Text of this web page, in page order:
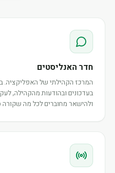
חדר האנליסטים
המרכז הקהילתי של האפליקציה.
בעדכונים ובהודעות מהקהילה,
ולהישאר מחוברים לכל מה שקורה